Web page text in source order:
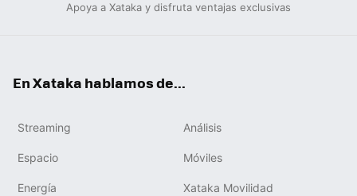
Apoya a Xataka y disfruta ventajas exclusivas
En Xataka hablamos de...
Streaming Análisis
Espacio Móviles
Energía Xataka Movilidad